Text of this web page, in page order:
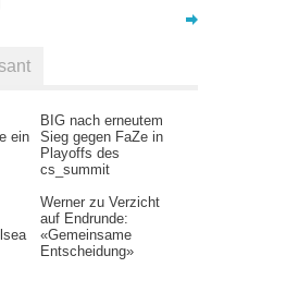
ein
BIG nach erneutem
Sieg gegen FaZe in
Playoffs des
cs_summit
Werner zu Verzicht
auf Endrunde:
«Gemeinsame
Entscheidung»